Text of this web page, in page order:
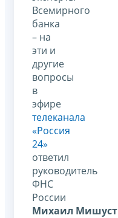
Всемирного
банка
– на
эти и
другие
вопросы
в
эфире
телеканала
«Россия
24»
ответил
руководитель
ФНС
России
Михаил